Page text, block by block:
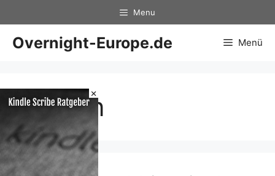
×
Inhalt
springen
Menu
Overnight-Europe.de Menü
Bergen